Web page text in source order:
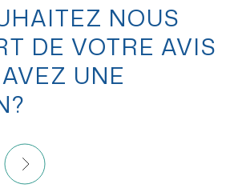
NOUS
DE VOTRE AVIS
UNE